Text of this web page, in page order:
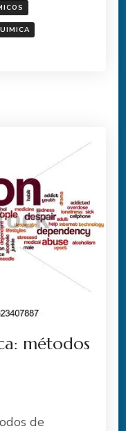
métodos
de